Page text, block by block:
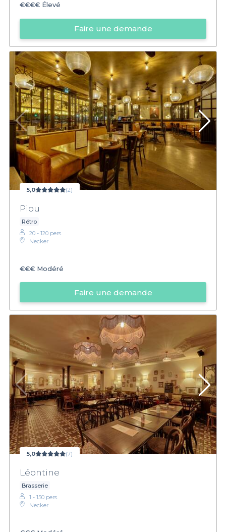
€€€€ Élevé
Faire une demande
5,0 (2)
Piou
Rétro
20 - 120 pers.
Necker
€€€ Modéré
Faire une demande
5,0 (7)
Léontine
Brasserie
1 - 150 pers.
Necker